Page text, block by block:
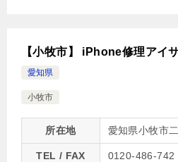
【小牧市】 iPhone修理アイ
愛知県
小牧市
所在地 愛知県小牧市
TEL / FAX 0120-486-742